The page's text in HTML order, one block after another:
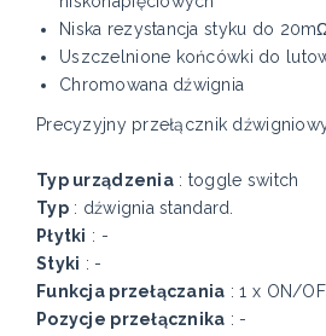
Niska rezystancja styku do
Uszczelnione końcówki do
Chromowana dźwignia
Precyzyjny przełącznik
Typ urządzenia: toggle switch
Typ: dźwignia standard.
Płytki : -
Styki : -
Funkcja przełączania : 1 x ON/
Pozycje przełącznika : -